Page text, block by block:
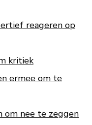
reageren op
kritiek
ermee om te
om nee te zeggen